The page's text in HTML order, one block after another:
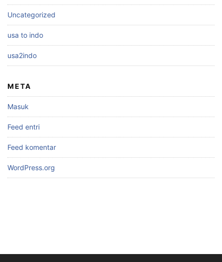
Uncategorized
usa to indo
usa2indo
META
Masuk
Feed entri
Feed komentar
WordPress.org